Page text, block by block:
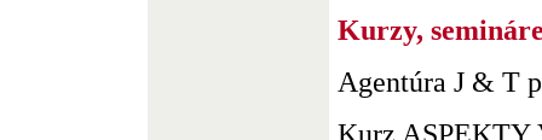
Kurzy,
Agentúra J & T